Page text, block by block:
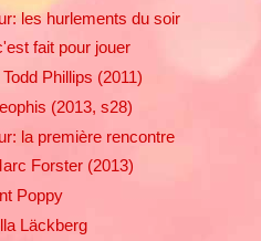
les hurlements du soir
fait pour jouer
Phillips (2011)
(2013, s28)
la première rencontre
Forster (2013)
Poppy
Läckberg